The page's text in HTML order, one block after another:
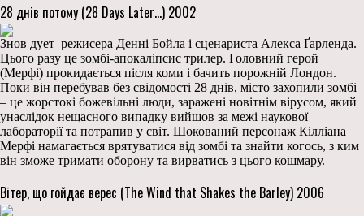
28 днів потому (28 Days Later…) 2002
Знов дует режисера Денні Бойла і сценариста Алекса Ґарленда.
Цього разу це зомбі-апокаліпсис трилер. Головний герой
(Мерфі) прокидається після коми і бачить порожній Лондон.
Поки він перебував без свідомості 28 днів, місто захопили зомбі
– це жорстокі божевільні люди, заражені новітнім вірусом, який
унаслідок нещасного випадку вийшов за межі наукової
лабораторії та потрапив у світ. Шокований персонаж Кілліана
Мерфі намагається врятуватися від зомбі та знайти когось, з ким
він зможе тримати оборону та вирватись з цього кошмару.
Вітер, що гойдає верес (The Wind that Shakes the Barley) 2006